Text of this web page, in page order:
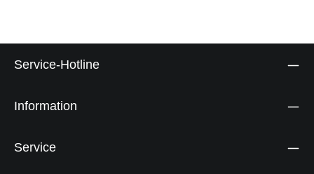
Service-Hotline
Information
Service